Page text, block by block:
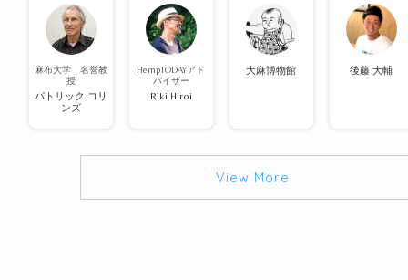
麻布大学 名誉教
授
パトリック コリ
ンズ
HempTODAYアド
バイザー
Riki Hiroi
大麻博物館 後藤 大輔
View More